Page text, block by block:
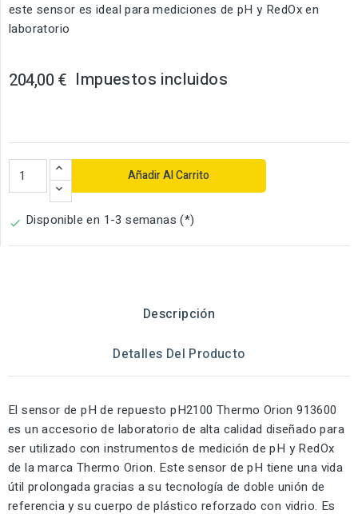
este sensor es ideal para mediciones de pH y RedOx en
laboratorio
204,00 € Impuestos incluidos
Añadir Al Carrito
 Disponible en 1-3 semanas (*)
Descripción
Detalles Del Producto
El sensor de pH de repuesto pH2100 Thermo Orion 913600
es un accesorio de laboratorio de alta calidad diseñado para
ser utilizado con instrumentos de medición de pH y RedOx
de la marca Thermo Orion. Este sensor de pH tiene una vida
útil prolongada gracias a su tecnología de doble unión de
referencia y su cuerpo de plástico reforzado con vidrio. Es